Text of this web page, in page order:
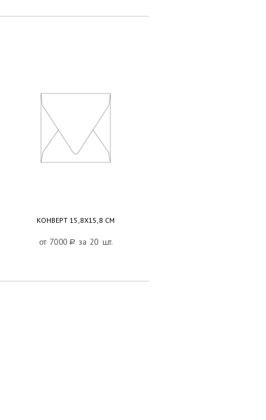
КОНВЕРТ 15,8Х15,8 СМ
от 7000 a за 20 шт.